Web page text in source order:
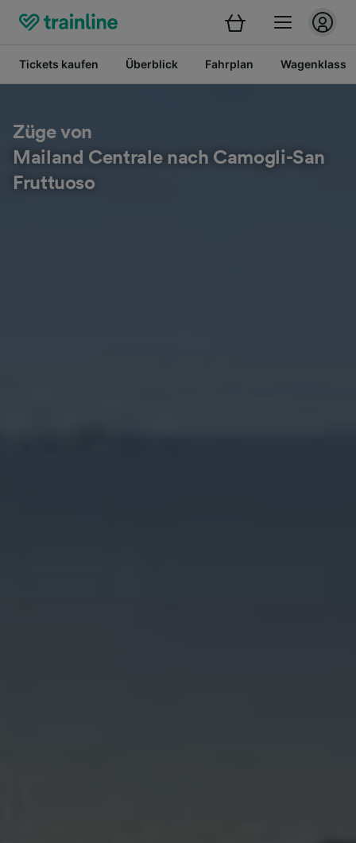
Tickets kaufen Überblick Fahrplan
Züge von
Mailand Centrale nach Camogli-San
Fruttuoso